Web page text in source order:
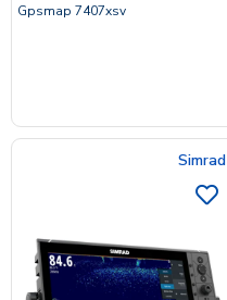
Gpsmap 7407xsv
Simrad